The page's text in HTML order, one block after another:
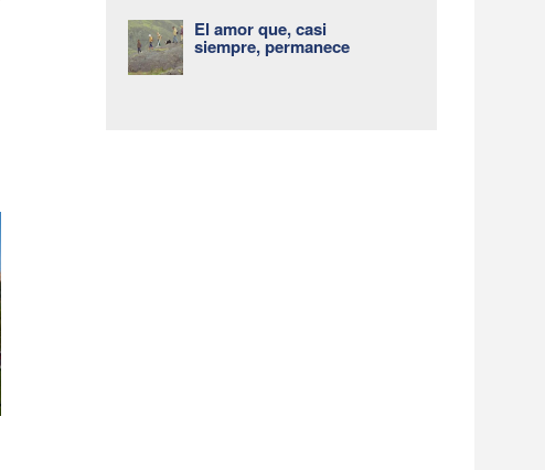
El amor que, casi
siempre, permanece